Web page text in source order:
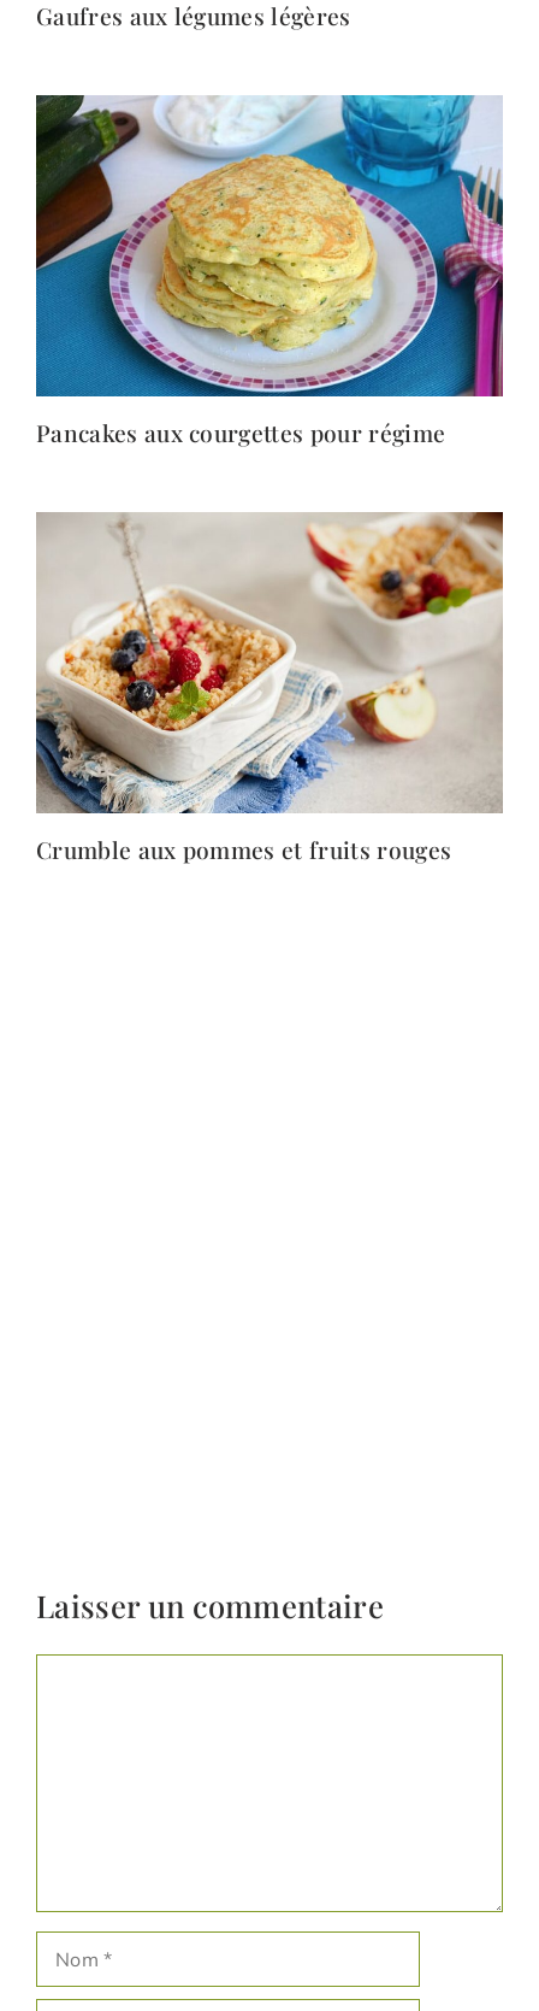
Gaufres aux légumes légères
Pancakes aux courgettes pour régime
Crumble aux pommes et fruits rouges
Laisser un commentaire